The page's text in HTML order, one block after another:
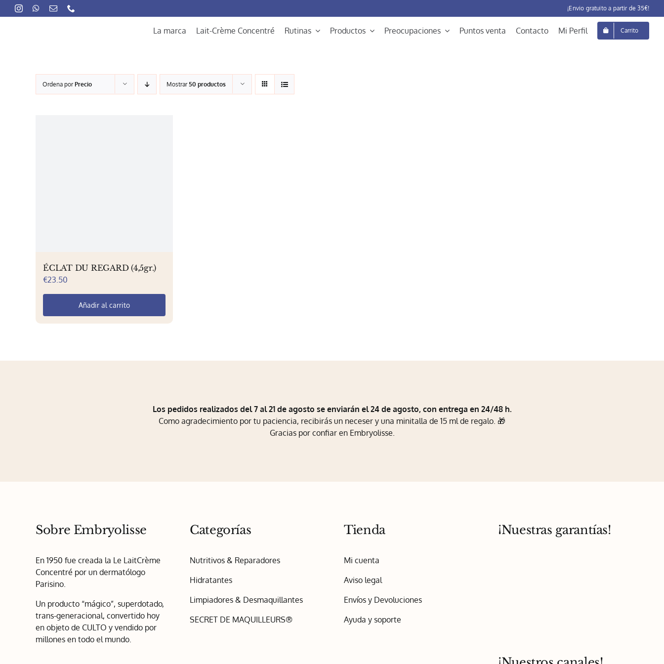
to
¡Envio gratuito a partir de 35€!
La marca Lait-Crème Concentré Rutinas Productos Preocupaciones Puntos venta Contacto Mi Perfil Carrito
Ordena porPrecio Mostrar 50 productos
ÉCLAT DU REGARD (4,5gr.)
€23.50
Añadir al carrito
Los pedidos realizados del 7 al 21 de agosto se enviarán el 24 de agosto, con entrega en 24/48 h.
Como agradecimiento por tu paciencia, recibirás un neceser y una minitalla de 15 ml de regalo. 🎁
Gracias por confiar en Embryolisse.
Sobre Embryolisse
En 1950 fue creada la Le LaitCrème
Concentré por un dermatólogo
Parisino.
Un producto “mágico”, superdotado,
trans-generacional, convertido hoy
en objeto de CULTO y vendido por
millones en todo el mundo.
Categorías
Nutritivos & Reparadores
Hidratantes
Limpiadores & Desmaquillantes
SECRET DE MAQUILLEURS®
Tienda
Mi cuenta
Aviso legal
Envíos y Devoluciones
Ayuda y soporte
¡Nuestras garantías!